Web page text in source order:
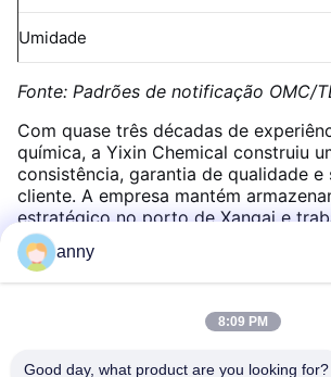
Umidade
Fonte: Padrões de notificação OMC/
Com quase três décadas de
química, a Yixin Chemical construiu
consistência, garantia de qualidade
cliente. A empresa mantém
estratégico no porto de Xangai e
parceiros de fabricação certificados
entrega pontual aos clientes nas
Sudeste Asiático, África e outros
anny
8:09 PM
Good day, what product are you looking for?